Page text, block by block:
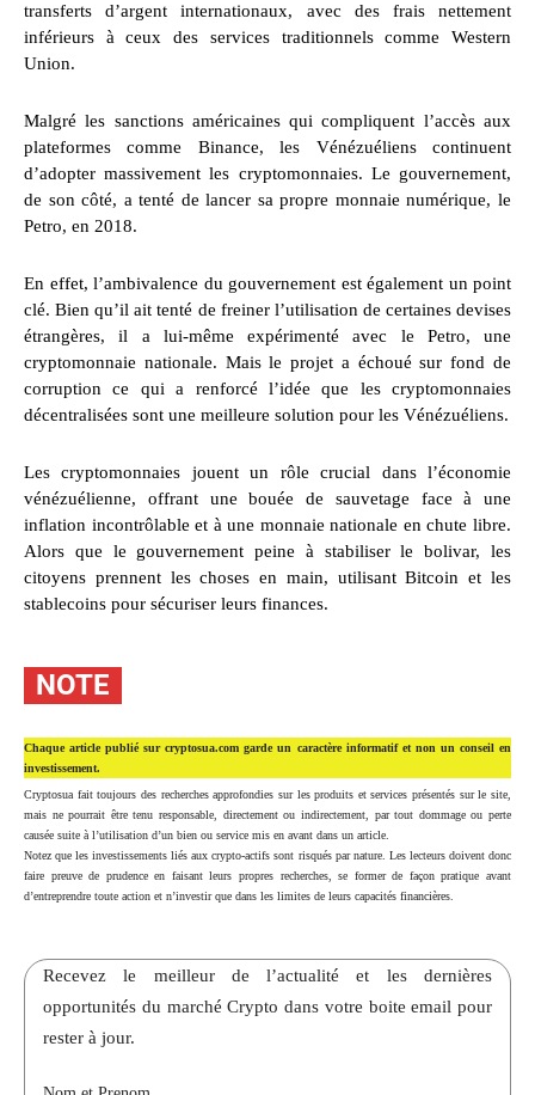
transferts d’argent internationaux, avec des frais nettement
inférieurs à ceux des services traditionnels comme Western
Union.
Malgré les sanctions américaines qui compliquent l’accès aux
plateformes comme Binance, les Vénézuéliens continuent
d’adopter massivement les cryptomonnaies. Le gouvernement,
de son côté, a tenté de lancer sa propre monnaie numérique, le
Petro, en 2018.
En effet, l’ambivalence du gouvernement est également un point
clé. Bien qu’il ait tenté de freiner l’utilisation de certaines devises
étrangères, il a lui-même expérimenté avec le Petro, une
cryptomonnaie nationale. Mais le projet a échoué sur fond de
corruption ce qui a renforcé l’idée que les cryptomonnaies
décentralisées sont une meilleure solution pour les Vénézuéliens.
Les cryptomonnaies jouent un rôle crucial dans l’économie
vénézuélienne, offrant une bouée de sauvetage face à une
inflation incontrôlable et à une monnaie nationale en chute libre.
Alors que le gouvernement peine à stabiliser le bolivar, les
citoyens prennent les choses en main, utilisant Bitcoin et les
stablecoins pour sécuriser leurs finances.
NOTE
Chaque article publié sur cryptosua.com garde un caractère informatif et non un conseil en
investissement.
Cryptosua fait toujours des recherches approfondies sur les produits et services présentés sur le site,
mais ne pourrait être tenu responsable, directement ou indirectement, par tout dommage ou perte
causée suite à l’utilisation d’un bien ou service mis en avant dans un article.
Notez que les investissements liés aux crypto-actifs sont risqués par nature. Les lecteurs doivent donc
faire preuve de prudence en faisant leurs propres recherches, se former de façon pratique avant
d’entreprendre toute action et n’investir que dans les limites de leurs capacités financières.
Recevez le meilleur de l’actualité et les dernières
opportunités du marché Crypto dans votre boite email pour
rester à jour.